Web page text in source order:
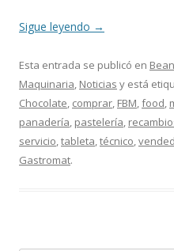
Sigue leyendo →
Esta entrada se publicó en
Maquinaria, Noticias y está
Chocolate, comprar, FBM,food,
panadería, pastelería,
servicio,tableta,técnico,
Gastromat.